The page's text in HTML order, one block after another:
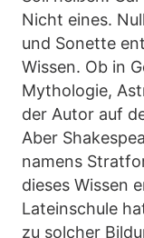
Nicht eines.
und Sonette
Wissen. Ob in
Mythologie,
der Autor auf
Aber
namens
dieses Wissen
Lateinschule
zu solcher